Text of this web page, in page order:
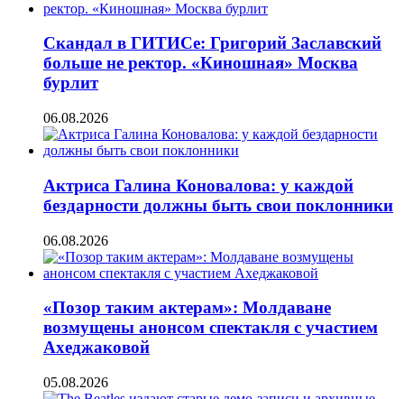
Скандал в ГИТИСе: Григорий Заславский
больше не ректор. «Киношная» Москва
бурлит
06.08.2026
Актриса Галина Коновалова: у каждой
бездарности должны быть свои поклонники
06.08.2026
«Позор таким актерам»: Молдаване
возмущены анонсом спектакля с участием
Ахеджаковой
05.08.2026